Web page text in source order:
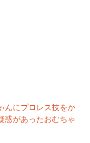
んにプロレス技をか
惑があったおむちゃ